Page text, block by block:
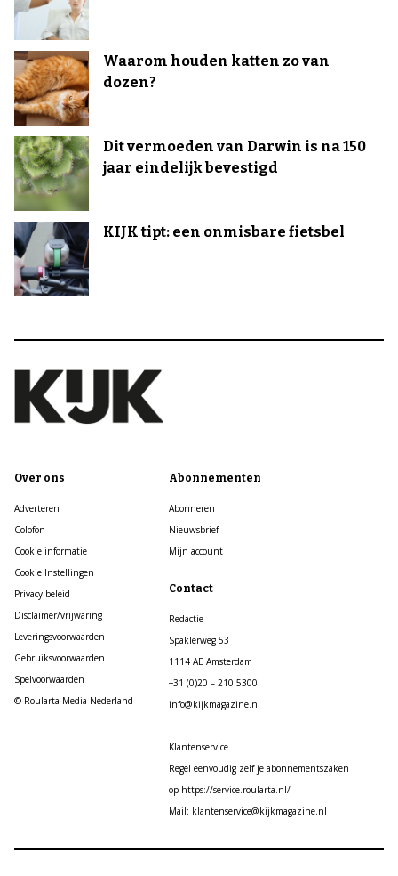
Waarom houden katten zo van
dozen?
Dit vermoeden van Darwin is na 150
jaar eindelijk bevestigd
KIJK tipt: een onmisbare fietsbel
Over ons
Adverteren
Colofon
Cookie informatie
Cookie Instellingen
Privacy beleid
Disclaimer/vrijwaring
Leveringsvoorwaarden
Gebruiksvoorwaarden
Spelvoorwaarden
© Roularta Media Nederland
Abonnementen
Abonneren
Nieuwsbrief
Mijn account
Contact
Redactie
Spaklerweg 53
1114 AE Amsterdam
+31 (0)20 – 210 5300
info@kijkmagazine.nl
Klantenservice
Regel eenvoudig zelf je abonnementszaken
op https://service.roularta.nl/
Mail: klantenservice@kijkmagazine.nl